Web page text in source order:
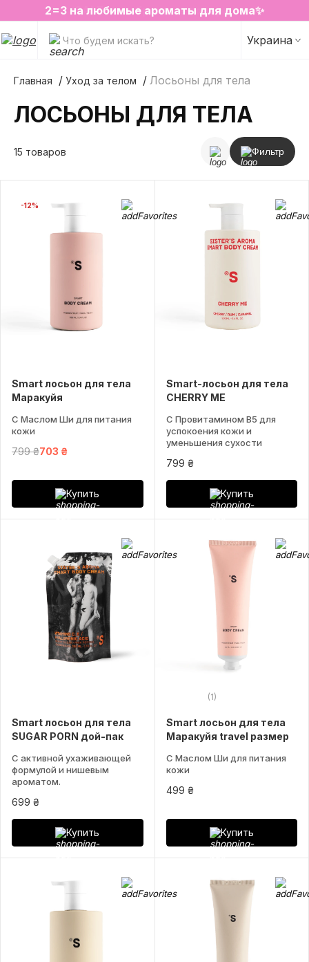
2=3 на любимые ароматы для дома✨
SALE на избранные товары
Что будем искать? Украина
Главная Уход за телом Лосьоны для тела
ЛОСЬОНЫ ДЛЯ ТЕЛА
15 товаров Фильтр
-12%
Smart лосьон для тела
Маракуйя
С Маслом Ши для питания
кожи
799 ₴703 ₴
Купить
Smart-лосьон для тела
CHERRY ME
С Провитамином B5 для
успокоения кожи и
уменьшения сухости
799 ₴
Купить
Smart лосьон для тела
SUGAR PORN дой-пак
С активной ухаживающей
формулой и нишевым
ароматом.
699 ₴
Купить
(1)
Smart лосьон для тела
Маракуйя travel размер
С Маслом Ши для питания
кожи
499 ₴
Купить